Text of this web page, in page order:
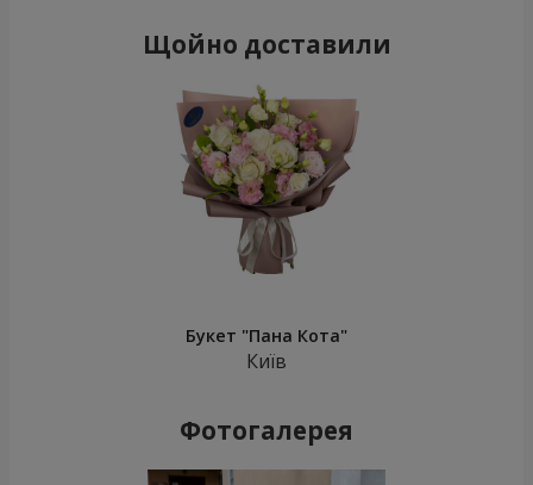
Щойно доставили
Букет "Пана Кота"
Київ
Фотогалерея